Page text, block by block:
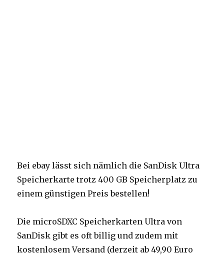
Bei ebay lässt sich nämlich die SanDisk Ultra
Speicherkarte trotz 400 GB Speicherplatz zu
einem günstigen Preis bestellen!
Die microSDXC Speicherkarten Ultra von
SanDisk gibt es oft billig und zudem mit
kostenlosem Versand (derzeit ab 49,90 Euro